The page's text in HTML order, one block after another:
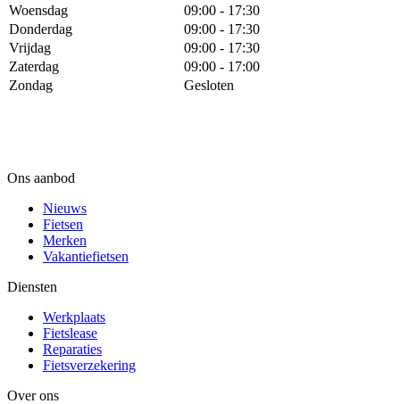
Woensdag
09:00 - 17:30
Donderdag
09:00 - 17:30
Vrijdag
09:00 - 17:30
Zaterdag
09:00 - 17:00
Zondag
Gesloten
Ons aanbod
Nieuws
Fietsen
Merken
Vakantiefietsen
Diensten
Werkplaats
Fietslease
Reparaties
Fietsverzekering
Over ons